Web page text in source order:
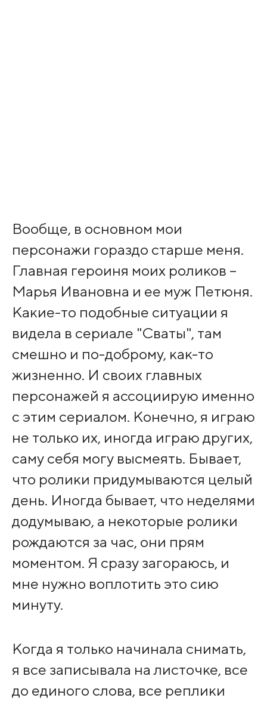
Вообще, в основном мои
персонажи гораздо старше меня.
Главная героиня моих роликов –
Марья Ивановна и ее муж Петюня.
Какие-то подобные ситуации я
видела в сериале "Сваты", там
смешно и по-доброму, как-то
жизненно. И своих главных
персонажей я ассоциирую именно
с этим сериалом. Конечно, я играю
не только их, иногда играю других,
саму себя могу высмеять. Бывает,
что ролики придумываются целый
день. Иногда бывает, что неделями
додумываю, а некоторые ролики
рождаются за час, они прям
моментом. Я сразу загораюсь, и
мне нужно воплотить это сию
минуту.
Когда я только начинала снимать,
я все записывала на листочке, все
до единого слова, все реплики